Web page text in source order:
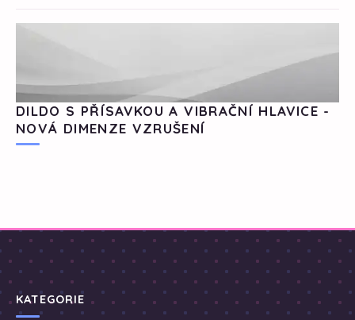
DILDO S PŘÍSAVKOU A VIBRAČNÍ HLAVICE -
NOVÁ DIMENZE VZRUŠENÍ
KATEGORIE